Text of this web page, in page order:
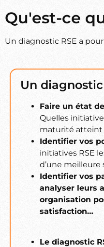
Qu'est-ce
Un diagnostic RSE a
Un
Faire un état
Quelles
maturité atteint
Identifier vos
initiatives RSE
d’une
Identifier vos
analyser leurs
organisation
satisfaction…
Le diagnostic